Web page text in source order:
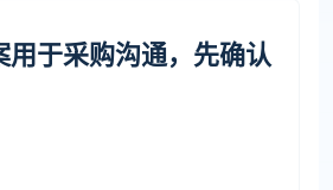
用于采购沟通，先确认